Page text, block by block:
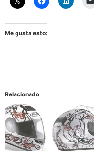
Me gusta esto:
Relacionado